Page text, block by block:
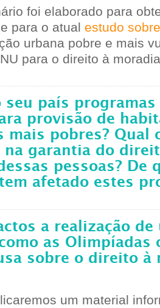
foi elaborado para
para o atual estudo
urbana pobre e mais
para o direito à
seu país
provisão de
mais pobres? Qual
na garantia do
pessoas? De
afetado estes
a realização de
as Olimpíadas
sobre o direito à
um material